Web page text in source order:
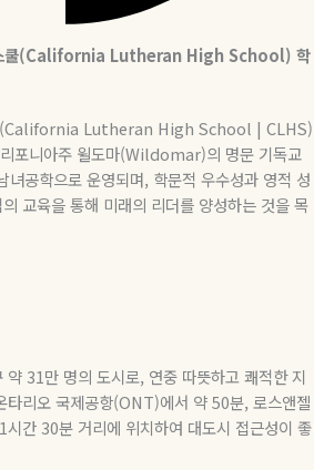
쿨(California Lutheran High School) 학
(California Lutheran High School | CLHS)
포니아주 윌도마(Wildomar)의 명문 기독교
녀공학으로 운영되며, 학문적 우수성과 영적 성
교육을 통해 미래의 리더를 양성하는 것을 목
약31만 명의 도시로, 연중 따뜻하고 쾌적한 지
타리오 국제공항(ONT)에서 약50분, 로스앤젤
1시간30분 거리에 위치하여 대도시 접근성이 좋